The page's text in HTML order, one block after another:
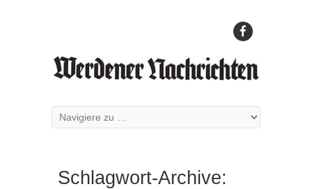
Schlagwort-Archive: